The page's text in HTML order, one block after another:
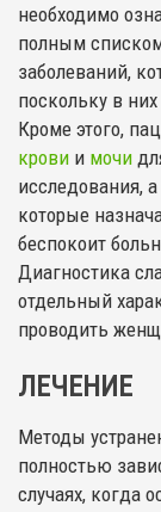
необходимо
полным
заболеваний,
поскольку в
Кроме этого,
крови и мочи
исследования,
которые
беспокоит
Диагностика
отдельный
проводить
ЛЕЧЕНИЕ
Методы
полностью
случаях, когда